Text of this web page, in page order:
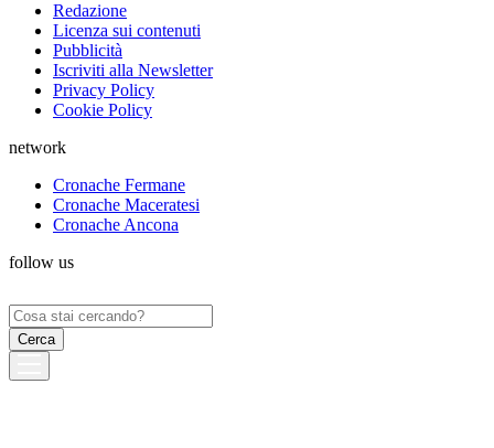
Redazione
Licenza sui contenuti
Pubblicità
Iscriviti alla Newsletter
Privacy Policy
Cookie Policy
network
Cronache Fermane
Cronache Maceratesi
Cronache Ancona
follow us
Ricerca
per: